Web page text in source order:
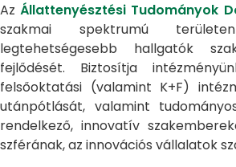
AzÁllattenyésztési Tudományok
szakmai spektrumú
legtehetségesebb hallgatók
fejlődését. Biztosítja
felsőoktatási (valamint K+F)
utánpótlását, valamint
rendelkező, innovatív
szférának, az innovációs vállalatok